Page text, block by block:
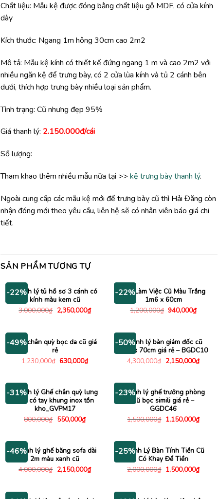
Chất liệu: Mẫu kệ được đóng bằng chất liệu gỗ MDF, có cửa kính
dày
Kích thước: Ngang 1m hông 30cm cao 2m2
Mô tả: Mẫu kệ kính có thiết kế đứng ngang 1 m và cao 2m2 với
nhiều ngăn kệ để trưng bày, có 2 cửa lùa kính và tủ 2 cánh bên
dưới, thích hợp trưng bày nhiều loại sản phẩm.
Tình trạng: Cũ nhưng đẹp 95%
Giá thanh lý: 2.150.000đ/cái
Số lượng:
Tham khao thêm nhiều mẫu nữa tại >> kệ trưng bày thanh lý.
Ngoài cung cấp các mẫu kệ mới để trưng bày cũ thì Hải Đăng còn
nhận đóng mới theo yêu cầu, liên hệ sẽ có nhân viên báo giá chi
tiết.
SẢN PHẨM TƯƠNG TỰ
-22%
Thanh lý tủ hồ sơ 3 cánh có
kính màu kem cũ
3,000,000₫ Giá
gốc
2,350,000₫Giá
hiện
2,350,000₫.
-22%
Bàn Làm Việc Cũ Màu Trắng
1m6 x 60cm
1,200,000₫ Giá
940,000₫Giá
hiện
-49%
Ghế chân quỳ bọc da cũ giá
rẻ
1,230,000₫ Giá
630,000₫Giá
hiện
630,000₫.
-50%
Thanh lý bàn giám đốc cũ
1m4 x 70cm giá rẻ – BGDC10
4,300,000₫ Giá
gốc
2,150,000₫Giá
hiện
-31%
Thanh lý Ghế chân quỳ lưng
lưới có tay khung inox tồn
kho_GVPM17
800,000₫ Giá
550,000₫Giá
hiện
550,000₫.
-23%
Thanh lý ghế trưởng phòng
cũ bọc simili giá rẻ –
GGDC46
1,500,000₫ Giá
gốc
1,150,000₫Giá
hiện
-46%
Thanh lý ghế băng sofa dài
2m màu xanh cũ
4,000,000₫ Giá
gốc
2,150,000₫Giá
hiện
2,150,000₫.
-25%
Thanh Lý Bàn Tính Tiền Cũ
Có Khay Để Tiền
2,000,000₫ Giá
gốc
1,500,000₫Giá
hiện